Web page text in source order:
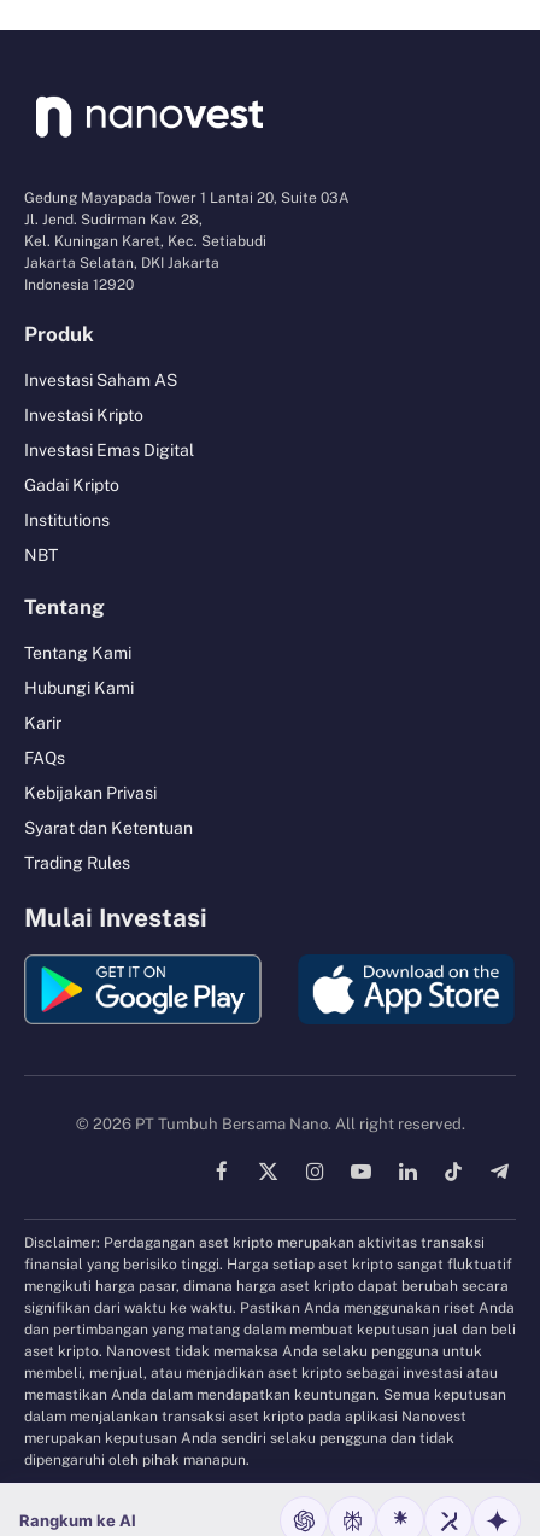
Gedung Mayapada Tower 1 Lantai 20, Suite 03A
Jl. Jend. Sudirman Kav. 28,
Kel. Kuningan Karet, Kec. Setiabudi
Jakarta Selatan, DKI Jakarta
Indonesia 12920
Produk
Investasi Saham AS
Investasi Kripto
Investasi Emas Digital
Gadai Kripto
Institutions
NBT
Tentang
Tentang Kami
Hubungi Kami
Karir
FAQs
Kebijakan Privasi
Syarat dan Ketentuan
Trading Rules
Mulai Investasi
© 2026 PT Tumbuh Bersama Nano. All right reserved.
Facebook
X
InstagramYouTubeLinkedInTikTok
Disclaimer: Perdagangan aset kripto merupakan aktivitas transaksi
finansial yang berisiko tinggi. Harga setiap aset kripto sangat fluktuatif
mengikuti harga pasar, dimana harga aset kripto dapat berubah secara
signifikan dari waktu ke waktu. Pastikan Anda menggunakan riset Anda
dan pertimbangan yang matang dalam membuat keputusan jual dan beli
aset kripto. Nanovest tidak memaksa Anda selaku pengguna untuk
membeli, menjual, atau menjadikan aset kripto sebagai investasi atau
memastikan Anda dalam mendapatkan keuntungan. Semua keputusan
dalam menjalankan transaksi aset kripto pada aplikasi Nanovest
merupakan keputusan Anda sendiri selaku pengguna dan tidak
dipengaruhi oleh pihak manapun.
Rangkum ke AI